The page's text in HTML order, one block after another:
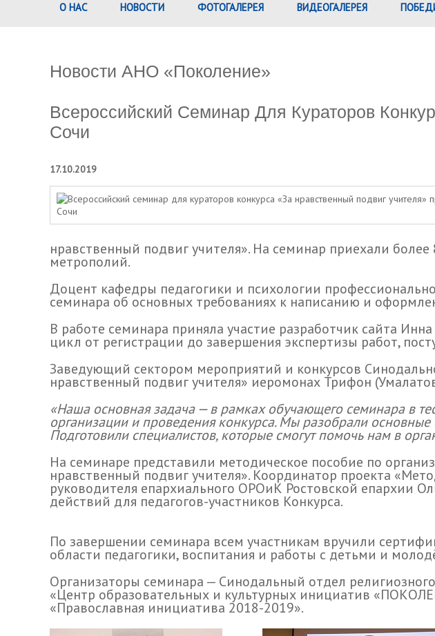
О НАС НОВОСТИ ФОТОГАЛЕРЕЯ ВИДЕОГАЛЕРЕЯ
Новости АНО «Поколение»
Всероссийский Семинар Для Кураторов
Сочи
17.10.2019
нравственный подвиг учителя». На семинар приехали
метрополий.
Доцент кафедры педагогики и психологии
семинара об основных требованиях к написанию и
В работе семинара приняла участие разработчик сайта
цикл от регистрации до завершения экспертизы работ,
Заведующий сектором мероприятий и конкурсов
нравственный подвиг учителя» иеромонах Трифон
«Наша основная задача — в рамках обучающего семинара в
организации и проведения конкурса. Мы разобрали
Подготовили специалистов, которые смогут помочь нам в
На семинаре представили методическое пособие по
нравственный подвиг учителя». Координатор проекта
руководителя епархиального ОРОиК Ростовской епархии
действий для педагогов-участников Конкурса.
По завершении семинара всем участникам вручили
области педагогики, воспитания и работы с детьми и
Организаторы семинара — Синодальный отдел
«Центр образовательных и культурных инициатив
«Православная инициатива 2018-2019».